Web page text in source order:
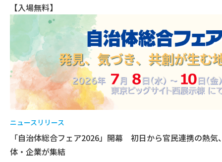
【入場無料】
ニュースリリース
「自治体総合フェア2026」開幕 初日から官民連携の熱
体・企業が集結